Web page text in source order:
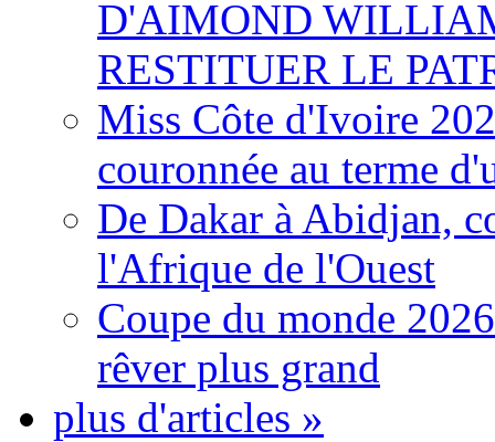
D'AIMOND
RESTITUER LE
Miss Côte d'Ivoire
couronnée au terme
De Dakar à Abidjan,
l'Afrique de l'Ouest
Coupe du monde
rêver plus grand
plus d'articles »